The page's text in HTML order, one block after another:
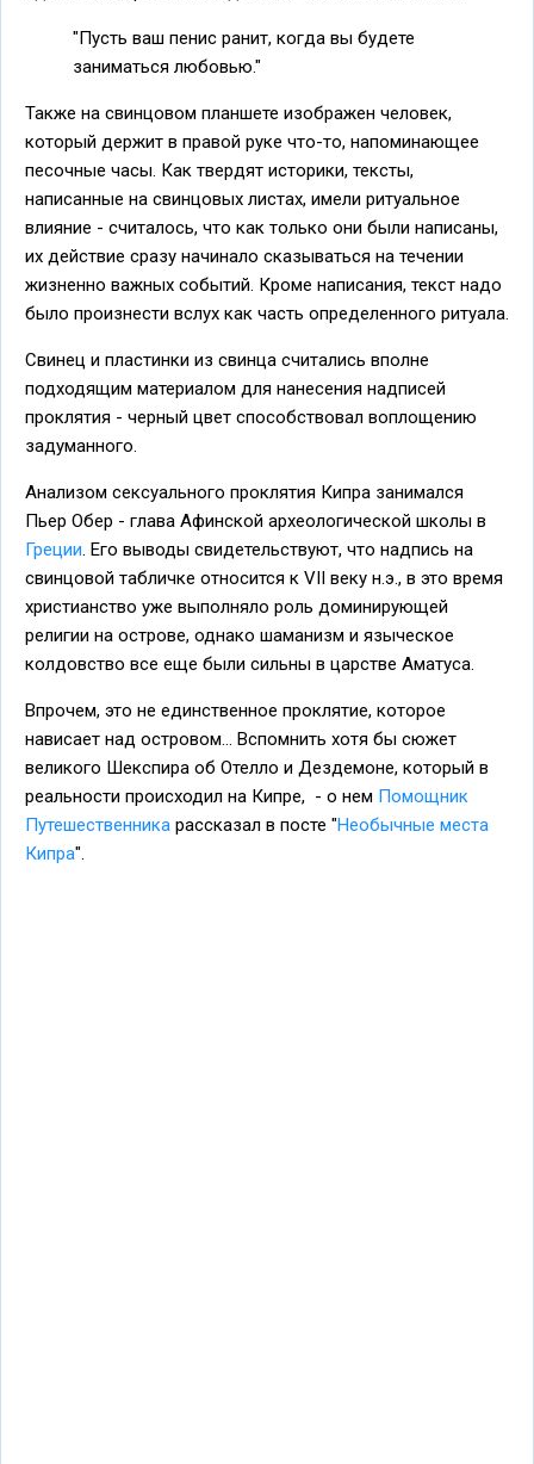
"Пусть ваш пенис ранит, когда вы будете
заниматься любовью."
Также на свинцовом планшете изображен человек,
который держит в правой руке что-то, напоминающее
песочные часы. Как твердят историки, тексты,
написанные на свинцовых листах, имели ритуальное
влияние - считалось, что как только они были написаны,
их действие сразу начинало сказываться на течении
жизненно важных событий. Кроме написания, текст надо
было произнести вслух как часть определенного ритуала.
Свинец и пластинки из свинца считались вполне
подходящим материалом для нанесения надписей
проклятия - черный цвет способствовал воплощению
задуманного.
Анализом сексуального проклятия Кипра занимался
Пьер Обер - глава Афинской археологической школы в
Греции. Его выводы свидетельствуют, что надпись на
свинцовой табличке относится к VII веку н.э., в это время
христианство уже выполняло роль доминирующей
религии на острове, однако шаманизм и языческое
колдовство все еще были сильны в царстве Аматуса.
Впрочем, это не единственное проклятие, которое
нависает над островом... Вспомнить хотя бы сюжет
великого Шекспира об Отелло и Дездемоне, который в
реальности происходил на Кипре, - о нем Помощник
Путешественника рассказал в посте "Необычные места
Кипра".